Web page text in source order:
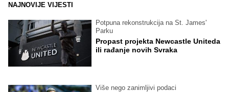
NAJNOVIJE VIJESTI
Potpuna rekonstrukcija na St. James'
Parku
Propast projekta Newcastle Uniteda
ili rađanje novih Svraka
Više nego zanimljivi podaci